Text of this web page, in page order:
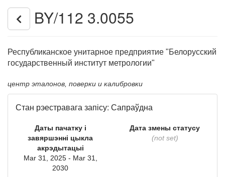
BY/112 3.0055
Республиканское унитарное предприятие "Белорусский
государственный институт метрологии"
центр эталонов, поверки и калибровки
Стан рэестравага запісу: Сапраўдна
Даты пачатку і
завяршэнні цыкла
акрэдытацыі
Mar 31, 2025 - Mar 31,
2030
Дата змены статусу
(not set)